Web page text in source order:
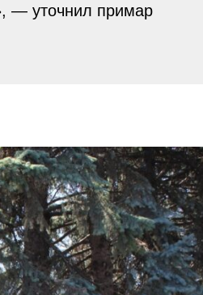
— уточнил примар